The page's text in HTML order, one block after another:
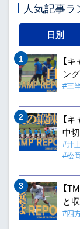
人気記事
日別
【
ン
#三
【
中
#井
#松
【
と
#四